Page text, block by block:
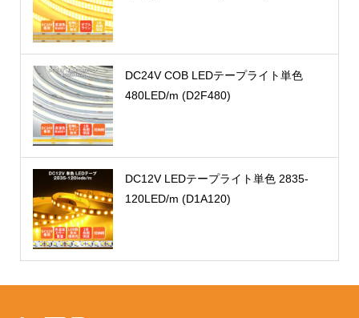
DC24V COB LEDテープライト単色
480LED/m (D2F480)
DC12V LEDテープライト単色 2835-
120LED/m (D1A120)